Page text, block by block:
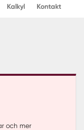
Kalkyl Kontakt
och mer